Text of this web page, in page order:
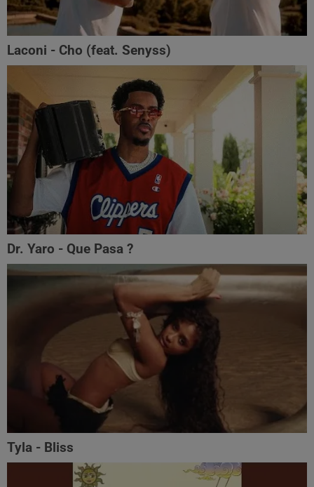
Laconi - Cho (feat. ‪Senyss)‬
Dr. Yaro - Que Pasa ?
Tyla - Bliss